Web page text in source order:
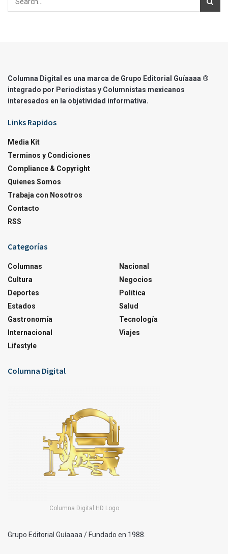
Columna Digital es una marca de Grupo Editorial Guíaaaa ®
integrado por Periodistas y Columnistas mexicanos
interesados en la objetividad informativa.
Links Rapidos
Media Kit
Terminos y Condiciones
Compliance & Copyright
Quienes Somos
Trabaja con Nosotros
Contacto
RSS
Categorías
Columnas
Cultura
Deportes
Estados
Gastronomía
Internacional
Lifestyle
Nacional
Negocios
Política
Salud
Tecnología
Viajes
Columna Digital
Columna Digital HD Logo
Grupo Editorial Guíaaaa / Fundado en 1988.